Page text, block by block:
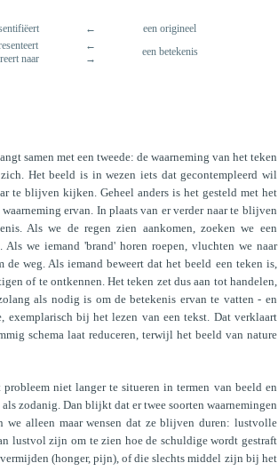
←
een origineel
naar
←
→
een betekenis
samen met een tweede: de waarneming van het teken
Het beeld is in wezen iets dat gecontempleerd wil
te blijven kijken. Geheel anders is het gesteld met het
ervan. In plaats van er verder naar te blijven
Als we de regen zien aankomen, zoeken we een
we iemand 'brand' horen roepen, vluchten we naar
weg. Als iemand beweert dat het beeld een teken is,
of te ontkennen. Het teken zet dus aan tot handelen,
als nodig is om de betekenis ervan te vatten - en
exemplarisch bij het lezen van een tekst. Dat verklaart
schema laat reduceren, terwijl het beeld van nature
niet langer te situeren in termen van beeld en
zodanig. Dan blijkt dat er twee soorten waarnemingen
alleen maar wensen dat ze blijven duren: lustvolle
lustvol zijn om te zien hoe de schuldige wordt gestraft
(honger, pijn), of die slechts middel zijn bij het